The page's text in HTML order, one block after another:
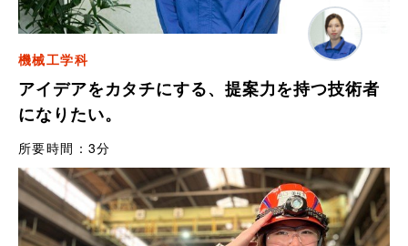
機械工学科
アイデアをカタチにする、提案力を持つ技術者
になりたい。
所要時間： 3分